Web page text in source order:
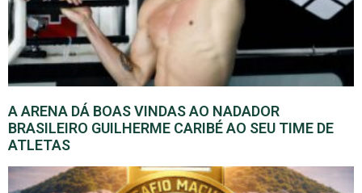
A ARENA DÁ BOAS VINDAS AO NADADOR
BRASILEIRO GUILHERME CARIBÉ AO SEU TIME DE
ATLETAS